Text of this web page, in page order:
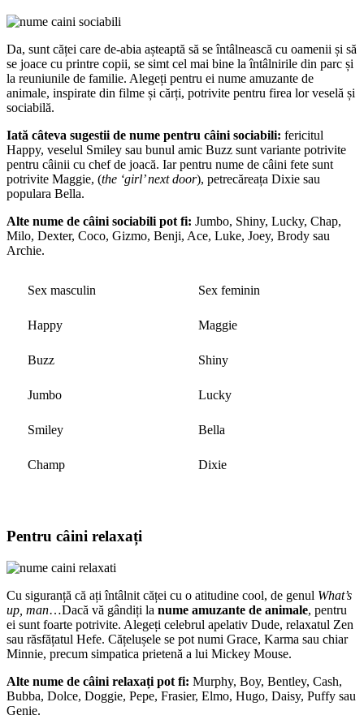
Da, sunt căței care de-abia așteaptă să se întâlnească cu oamenii și să
se joace cu printre copii, se simt cel mai bine la întâlnirile din parc și
la reuniunile de familie. Alegeți pentru ei nume amuzante de
animale, inspirate din filme și cărți, potrivite pentru firea lor veselă și
sociabilă.
Iată câteva sugestii de nume pentru câini sociabili: fericitul
Happy, veselul Smiley sau bunul amic Buzz sunt variante potrivite
pentru câinii cu chef de joacă. Iar pentru nume de câini fete sunt
potrivite Maggie, (the ‘girl’ next door), petrecăreața Dixie sau
populara Bella.
Alte nume de câini sociabili pot fi: Jumbo, Shiny, Lucky, Chap,
Milo, Dexter, Coco, Gizmo, Benji, Ace, Luke, Joey, Brody sau
Archie.
Sex masculin Sex feminin
Happy Maggie
Buzz Shiny
Jumbo Lucky
Smiley Bella
Champ Dixie
Pentru câini relaxați
Cu siguranță că ați întâlnit căței cu o atitudine cool, de genul What’s
up, man…Dacă vă gândiți la nume amuzante de animale, pentru
ei sunt foarte potrivite. Alegeți celebrul apelativ Dude, relaxatul Zen
sau răsfățatul Hefe. Cățelușele se pot numi Grace, Karma sau chiar
Minnie, precum simpatica prietenă a lui Mickey Mouse.
Alte nume de câini relaxați pot fi: Murphy, Boy, Bentley, Cash,
Bubba, Dolce, Doggie, Pepe, Frasier, Elmo, Hugo, Daisy, Puffy sau
Genie.